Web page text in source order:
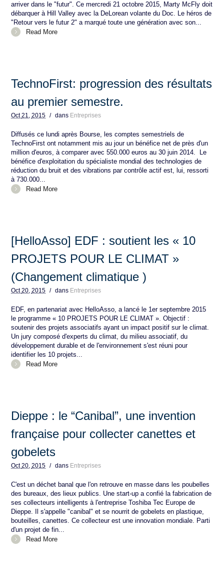
arriver dans le "futur". Ce mercredi 21 octobre 2015, Marty McFly doit
débarquer à Hill Valley avec la DeLorean volante du Doc. Le héros de
"Retour vers le futur 2" a marqué toute une génération avec son...
Read More
TechnoFirst: progression des résultats
au premier semestre.
Oct21,2015 / dans Entreprises
Diffusés ce lundi après Bourse, les comptes semestriels de
TechnoFirst ont notamment mis au jour un bénéfice net de près d'un
million d'euros, à comparer avec 550.000 euros au 30 juin 2014. Le
bénéfice d'exploitation du spécialiste mondial des technologies de
réduction du bruit et des vibrations par contrôle actif est, lui, ressorti
à 730.000...
Read More
[HelloAsso] EDF : soutient les « 10
PROJETS POUR LE CLIMAT »
(Changement climatique )
Oct20,2015 / dans Entreprises
EDF, en partenariat avec HelloAsso, a lancé le 1er septembre 2015
le programme « 10 PROJETS POUR LE CLIMAT ». Objectif :
soutenir des projets associatifs ayant un impact positif sur le climat.
Un jury composé d'experts du climat, du milieu associatif, du
développement durable et de l'environnement s'est réuni pour
identifier les 10 projets...
Read More
Dieppe : le “Canibal”, une invention
française pour collecter canettes et
gobelets
Oct20,2015 / dans Entreprises
C'est un déchet banal que l'on retrouve en masse dans les poubelles
des bureaux, des lieux publics. Une start-up a confié la fabrication de
ses collecteurs intelligents à l'entreprise Toshiba Tec Europe de
Dieppe. Il s'appelle "canibal" et se nourrit de gobelets en plastique,
bouteilles, canettes. Ce collecteur est une innovation mondiale. Parti
d'un projet de fin...
Read More